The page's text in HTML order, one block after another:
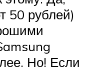
50 рублей)
Но! Если